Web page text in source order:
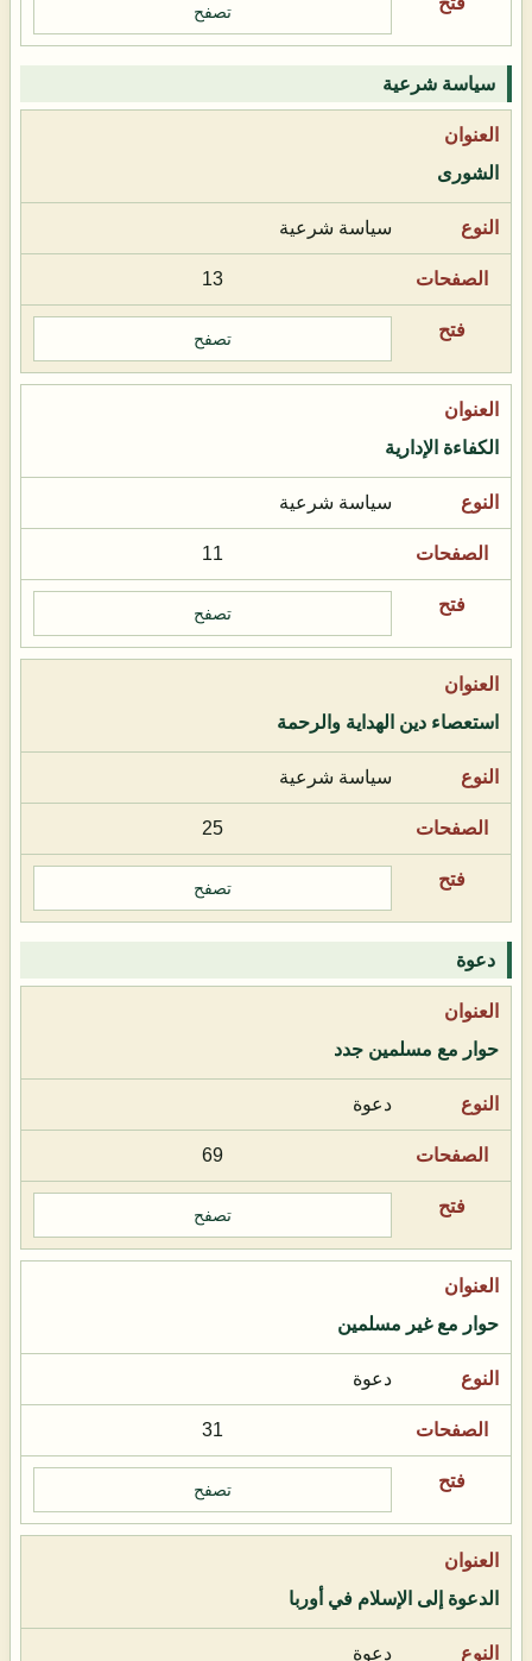
تصفح
سياسة شرعية
الشورى
سياسة شرعية
13
تصفح
الكفاءة الإدارية
سياسة شرعية
11
تصفح
استعصاء دين الهداية والرحمة
سياسة شرعية
25
تصفح
دعوة
حوار مع مسلمين جدد
دعوة
69
تصفح
حوار مع غير مسلمين
دعوة
31
تصفح
الدعوة إلى الإسلام في أوربا
دعوة